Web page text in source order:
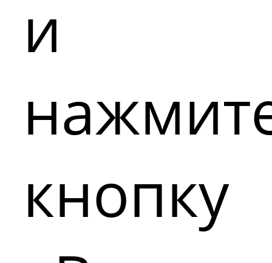
и
кнопку